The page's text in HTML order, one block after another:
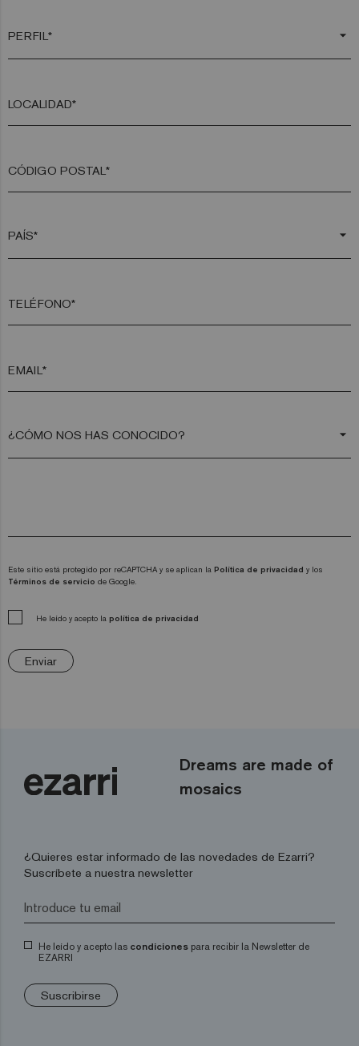
arrow_drop_down
LOCALIDAD*
CÓDIGO POSTAL*
arrow_drop_down
TELÉFONO*
EMAIL*
arrow_drop_down
Este sitio está protegido por reCAPTCHA y se aplican la Política de privacidad y los
Términos de servicio de Google.
He leído y acepto la política de privacidad
Enviar
Dreams are made of
mosaics
¿Quieres estar informado de las novedades de Ezarri?
Suscríbete a nuestra newsletter
He leído y acepto las condiciones para recibir la Newsletter de
EZARRI
Suscribirse